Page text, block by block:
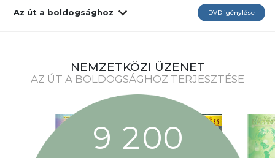
Az út a boldogsághoz DVD igénylése
NEMZETKÖZI ÜZENET
AZ ÚT A BOLDOGSÁGHOZ TERJESZTÉSE
9 200